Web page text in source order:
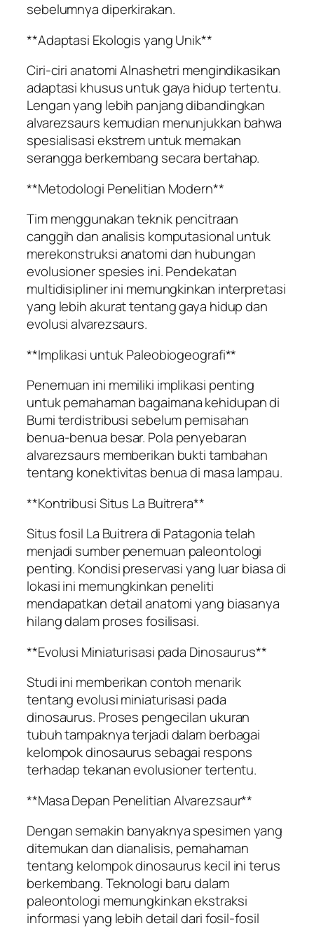
sebelumnya diperkirakan.
**Adaptasi Ekologis yang Unik**
Ciri-ciri anatomi Alnashetri mengindikasikan
adaptasi khusus untuk gaya hidup tertentu.
Lengan yang lebih panjang dibandingkan
alvarezsaurs kemudian menunjukkan bahwa
spesialisasi ekstrem untuk memakan
serangga berkembang secara bertahap.
**Metodologi Penelitian Modern**
Tim menggunakan teknik pencitraan
canggih dan analisis komputasional untuk
merekonstruksi anatomi dan hubungan
evolusioner spesies ini. Pendekatan
multidisipliner ini memungkinkan interpretasi
yang lebih akurat tentang gaya hidup dan
evolusi alvarezsaurs.
**Implikasi untuk Paleobiogeografi**
Penemuan ini memiliki implikasi penting
untuk pemahaman bagaimana kehidupan di
Bumi terdistribusi sebelum pemisahan
benua-benua besar. Pola penyebaran
alvarezsaurs memberikan bukti tambahan
tentang konektivitas benua di masa lampau.
**Kontribusi Situs La Buitrera**
Situs fosil La Buitrera di Patagonia telah
menjadi sumber penemuan paleontologi
penting. Kondisi preservasi yang luar biasa di
lokasi ini memungkinkan peneliti
mendapatkan detail anatomi yang biasanya
hilang dalam proses fosilisasi.
**Evolusi Miniaturisasi pada Dinosaurus**
Studi ini memberikan contoh menarik
tentang evolusi miniaturisasi pada
dinosaurus. Proses pengecilan ukuran
tubuh tampaknya terjadi dalam berbagai
kelompok dinosaurus sebagai respons
terhadap tekanan evolusioner tertentu.
**Masa Depan Penelitian Alvarezsaur**
Dengan semakin banyaknya spesimen yang
ditemukan dan dianalisis, pemahaman
tentang kelompok dinosaurus kecil ini terus
berkembang. Teknologi baru dalam
paleontologi memungkinkan ekstraksi
informasi yang lebih detail dari fosil-fosil